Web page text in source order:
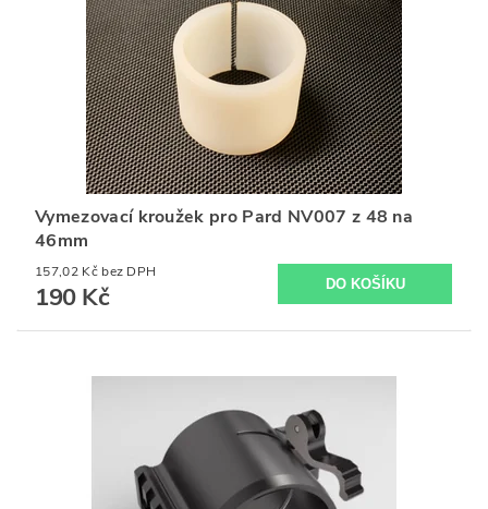
Vymezovací kroužek pro Pard NV007 z 48 na
46mm
157,02 Kč bez DPH
190 Kč